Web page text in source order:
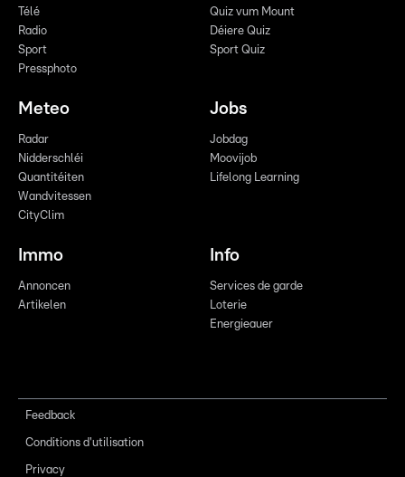
Télé
Radio
Sport
Pressphoto
Quiz vum Mount
Déiere Quiz
Sport Quiz
Meteo
Radar
Nidderschléi
Quantitéiten
Wandvitessen
CityClim
Jobs
Jobdag
Moovijob
Lifelong Learning
Immo
Annoncen
Artikelen
Info
Services de garde
Loterie
Energieauer
Feedback
Conditions d'utilisation
Privacy